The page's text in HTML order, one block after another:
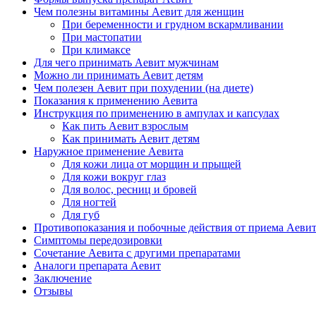
Чем полезны витамины Аевит для женщин
При беременности и грудном вскармливании
При мастопатии
При климаксе
Для чего принимать Аевит мужчинам
Можно ли принимать Аевит детям
Чем полезен Аевит при похудении (на диете)
Показания к применению Аевита
Инструкция по применению в ампулах и капсулах
Как пить Аевит взрослым
Как принимать Аевит детям
Наружное применение Аевита
Для кожи лица от морщин и прыщей
Для кожи вокруг глаз
Для волос, ресниц и бровей
Для ногтей
Для губ
Противопоказания и побочные действия от приема
Симптомы передозировки
Сочетание Аевита с другими препаратами
Аналоги препарата Аевит
Заключение
Отзывы